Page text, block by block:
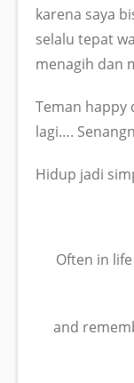
karena saya
selalu tepat
menagih dan
Teman happy
lagi….
Hidup jadi
Often in
and